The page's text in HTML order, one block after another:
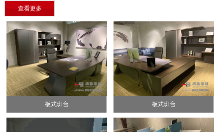
查看更多
板式班台 板式班台